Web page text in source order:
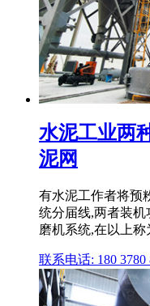
水泥工业两
泥网
有水泥工作者将预
统分届线,两者装
磨机系统,在以上
联系电话: 180 3780